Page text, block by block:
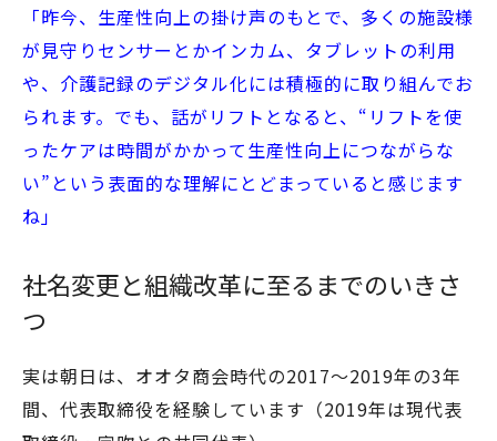
「昨今、生産性向上の掛け声のもとで、多くの施設様
が見守りセンサーとかインカム、タブレットの利用
や、介護記録のデジタル化には積極的に取り組んでお
られます。でも、話がリフトとなると、“リフトを使
ったケアは時間がかかって生産性向上につながらな
い”という表面的な理解にとどまっていると感じます
ね」
社名変更と組織改革に至るまでのいきさ
つ
実は朝日は、オオタ商会時代の2017〜2019年の3年
間、代表取締役を経験しています（2019年は現代表